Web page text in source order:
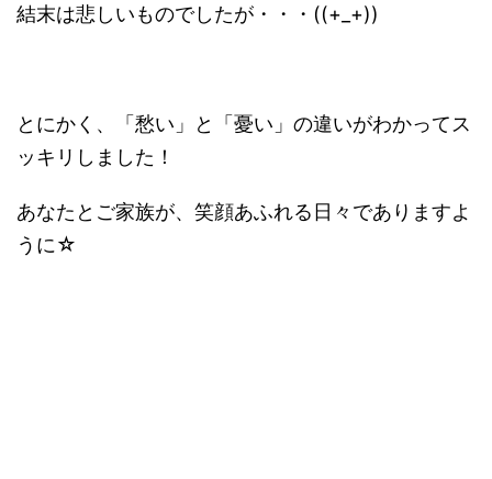
結末は悲しいものでしたが・・・((+_+))
とにかく、「愁い」と「憂い」の違いがわかってス
ッキリしました！
あなたとご家族が、笑顔あふれる日々でありますよ
うに☆